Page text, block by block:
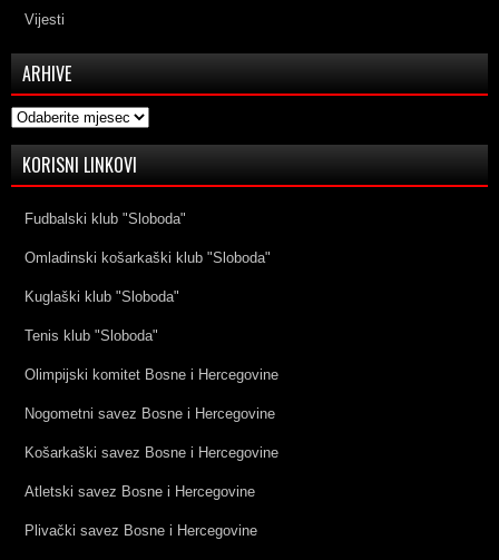
Vijesti
ARHIVE
Arhive
KORISNI LINKOVI
Fudbalski klub "Sloboda"
Omladinski košarkaški klub "Sloboda"
Kuglaški klub "Sloboda"
Tenis klub "Sloboda"
Olimpijski komitet Bosne i Hercegovine
Nogometni savez Bosne i Hercegovine
Košarkaški savez Bosne i Hercegovine
Atletski savez Bosne i Hercegovine
Plivački savez Bosne i Hercegovine